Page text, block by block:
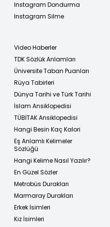
Instagram Dondurma
Instagram Silme
Video Haberler
TDK Sözlük Anlamları
Üniversite Taban Puanları
Rüya Tabirleri
Dünya Tarihi ve Türk Tarihi
İslam Ansiklopedisi
TÜBİTAK Ansiklopedisi
Hangi Besin Kaç Kalori
Eş Anlamlı Kelimeler
Sözlüğü
Hangi Kelime Nasıl Yazılır?
En Güzel Sözler
Metrobüs Durakları
Marmaray Durakları
Erkek İsimleri
Kız İsimleri